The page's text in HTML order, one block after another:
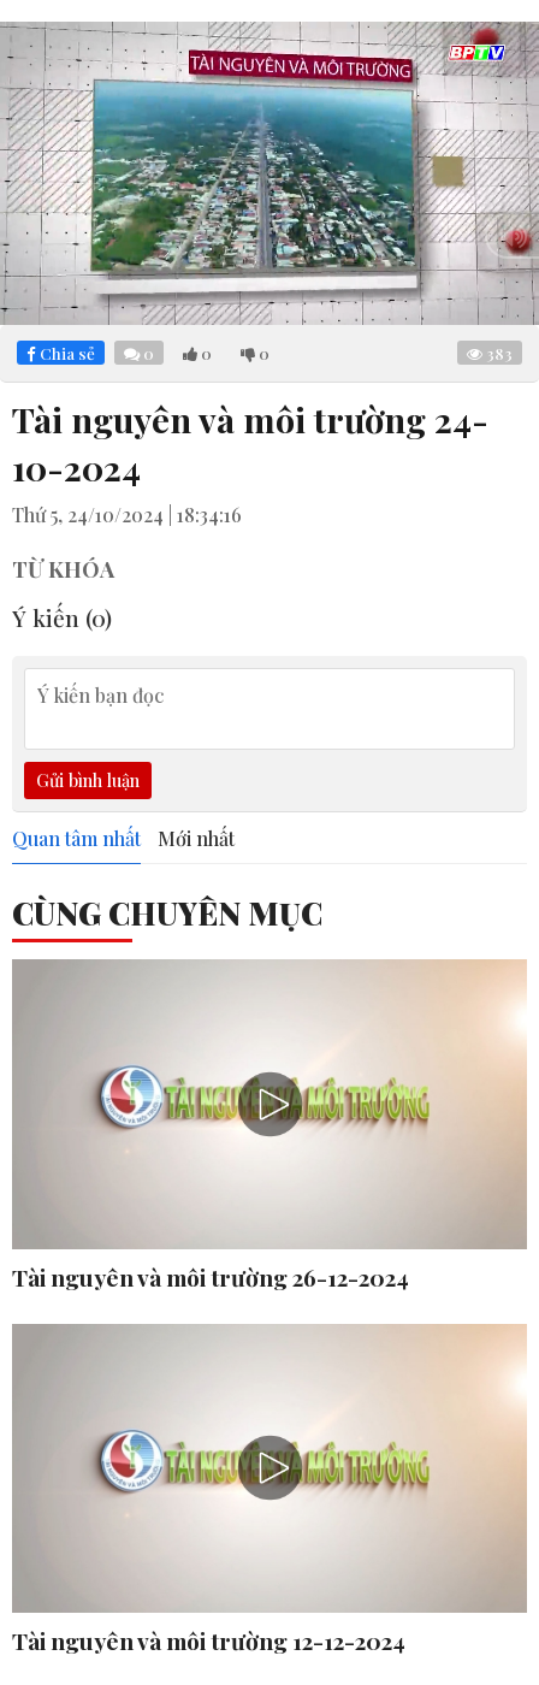
Mute Loaded:
4.11%
Chia sẻ 0 0 0 383
Tài nguyên và môi trường 24-
10-2024
Thứ 5, 24/10/2024 | 18:34:16
TỪ KHÓA
Ý kiến (0)
Gửi bình luận
Quan tâm nhất Mới nhất
CÙNG CHUYÊN MỤC
Tài nguyên và môi trường 26-12-2024
Tài nguyên và môi trường 12-12-2024